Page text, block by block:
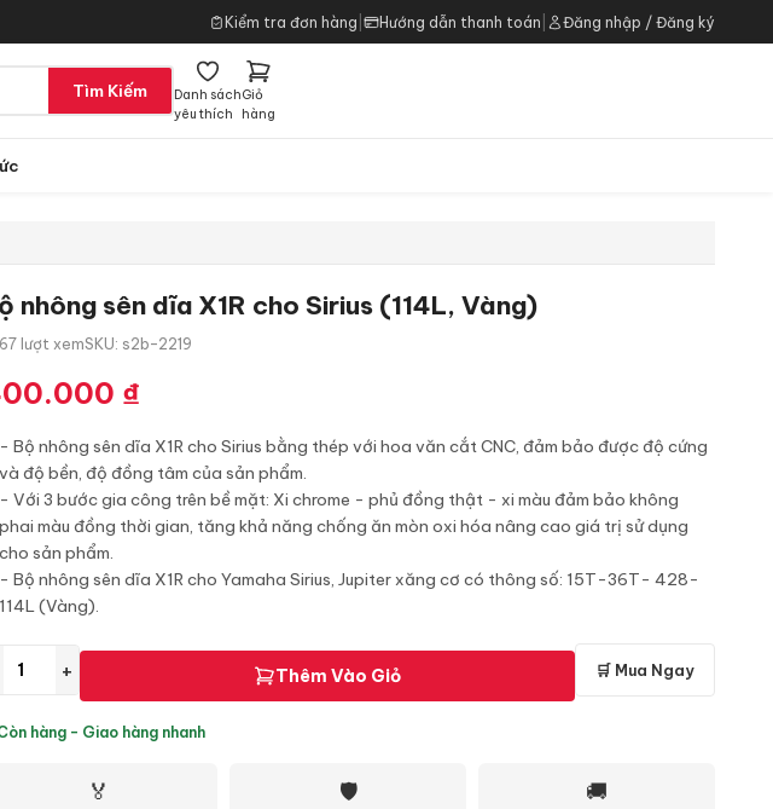
Kiểm tra đơn hàng Hướng dẫn thanh toán Đăng nhập / Đăng ký
Tìm Kiếm
Danh sách
yêu thích
Giỏ
hàng
nhông sên dĩa X1R cho Sirius (114L, Vàng)
lượt xemSKU: s2b-2219
₫
- Bộ nhông sên dĩa X1R cho Sirius bằng thép với hoa văn cắt CNC, đảm bảo được độ cứng
và độ bền, độ đồng tâm của sản phẩm.
- Với 3 bước gia công trên bề mặt: Xi chrome - phủ đồng thật - xi màu đảm bảo không
phai màu đồng thời gian, tăng khả năng chống ăn mòn oxi hóa nâng cao giá trị sử dụng
cho sản phẩm.
- Bộ nhông sên dĩa X1R cho Yamaha Sirius, Jupiter xăng cơ có thông số: 15T-36T- 428-
114L (Vàng).
+ Thêm Vào Giỏ 🛒 Mua Ngay
hàng - Giao hàng nhanh
🏅 🛡 🚚